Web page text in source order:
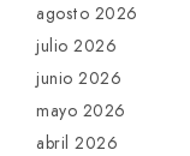
agosto 2026
julio 2026
junio 2026
mayo 2026
abril 2026